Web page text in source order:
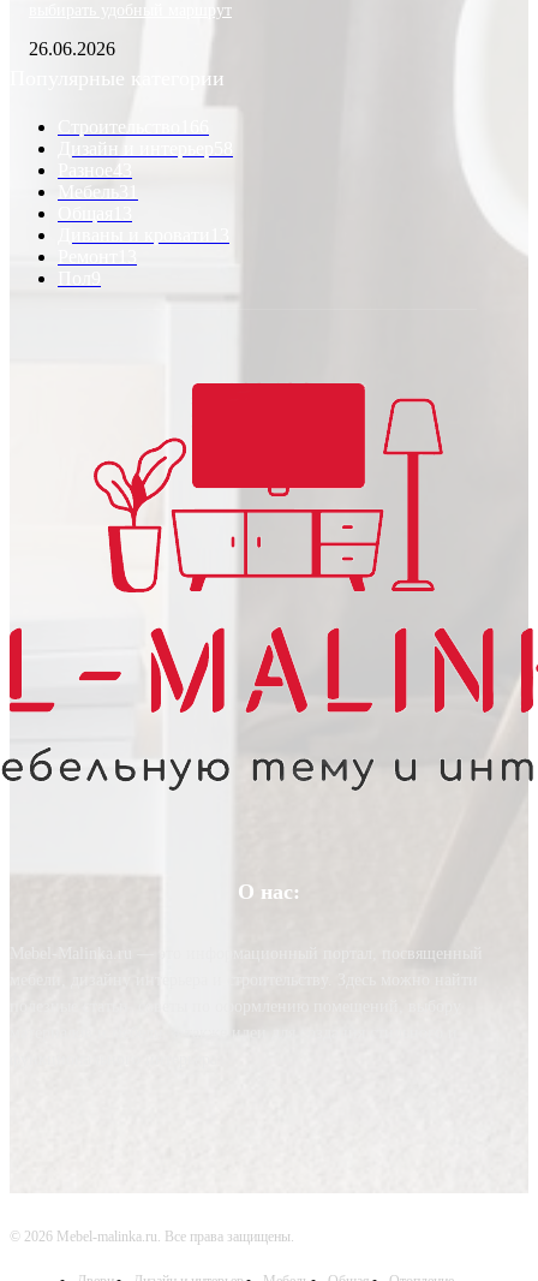
выбирать удобный маршрут
26.06.2026
Популярные категории
Строительство
Дизайн и интерьер
Разное43
Мебель
О нас:
Mebel-Malinka.ru — это информационный портал, посвященный
© 2026 Mebel-malinka.ru. Все права защищены.